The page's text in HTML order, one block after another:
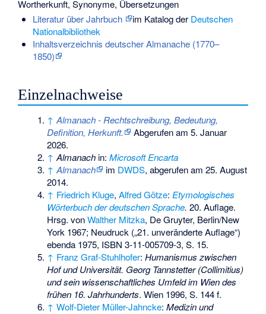
Wortherkunft, Synonyme, Übersetzungen
Literatur über Jahrbuch
im Katalog der Deutschen
Nationalbibliothek
Inhaltsverzeichnis deutscher Almanache (1770–
1850)
Einzelnachweise
↑ Almanach - Rechtschreibung, Bedeutung,
Definition, Herkunft.
Abgerufen am 5. Januar
2026.
↑ Almanach in:Microsoft Encarta
↑ Almanach im DWDS, abgerufen am 25. August
2014.
↑ Friedrich Kluge,Alfred Götze: Etymologisches
Wörterbuch der deutschen Sprache. 20. Auflage.
Hrsg. vonWalther Mitzka, De Gruyter, Berlin/New
York 1967; Neudruck („21. unveränderte Auflage“)
ebenda 1975, ISBN 3-11-005709-3, S. 15.
↑ Franz Graf-Stuhlhofer:Humanismus zwischen
Hof und Universität. Georg Tannstetter (Collimitius)
und sein wissenschaftliches Umfeld im Wien des
frühen 16. Jahrhunderts. Wien 1996, S. 144 f.
↑ Wolf-Dieter Müller-Jahncke:Medizin und